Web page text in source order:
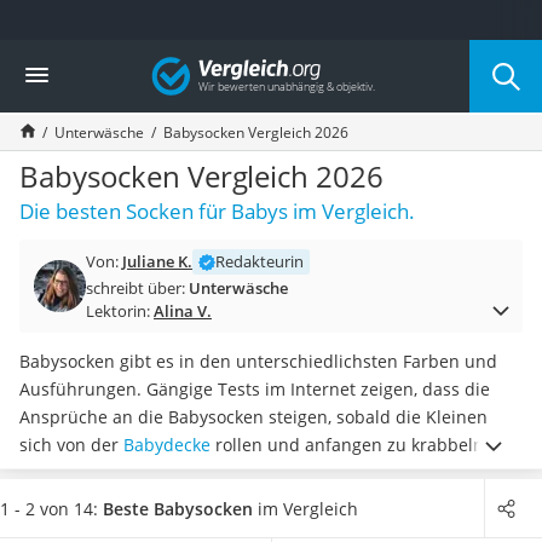
Die beliebtesten Vergleiche nach Kategorie
Mode
Boxershorts
Cellulite-Leggings
Herrensocken
Polarisierte Sonnenbrille
Hausschuhe Herren
Suunto-Uhr
Überzieh-Sonnenbrille
Sneaker Herren
Geldbörse Herren
Knirps-Regenschirm
Periodenunterwäsche
RFID-Schutzkarte
Motorradbrillen
Vergleich
Unterwäsche Babysocken Vergleich 2026
Babysocken Vergleich 2026
Die besten Socken für Babys im Vergleich.
Von: Juliane K.
Redakteurin
schreibt über: Unterwäsche
Lektorin:Alina V.
Babysocken gibt es in den unterschiedlichsten Farben und
Ausführungen. Gängige Tests im Internet zeigen, dass die
Ansprüche an die Babysocken steigen, sobald die Kleinen
sich von der Babydecke rollen und anfangen zu krabbeln. Für
den Winter eignen sichgefütterte Sockenbesonders gut,
damit die kleinen Füßchen schön warm bleiben. Wählen Sie
1 - 2 von 14: Beste Babysocken im Vergleich